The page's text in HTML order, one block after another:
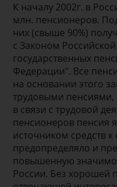
К началу 2002г. в
млн. пенсионеров.
них (свыше 90%)
с Законом
государственных
Федерации". Все
на основании этого
трудовыми пенсиями,
в связи с трудовой
пенсионеров пенсия
источником средств
предопределяло и
повышенную
России. Без хорошей